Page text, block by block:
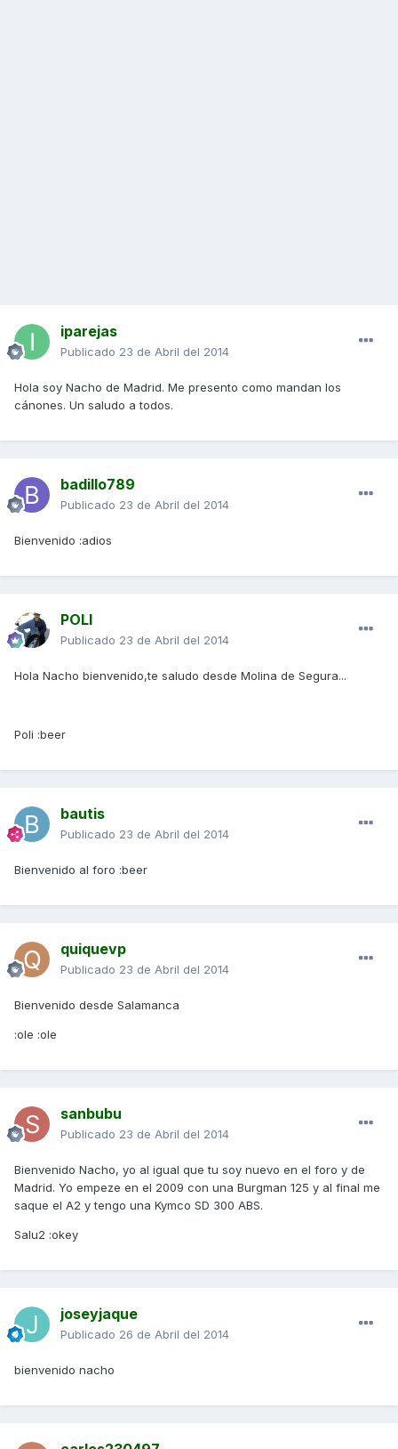
iparejas
Publicado 23 de Abril del 2014
Hola soy Nacho de Madrid. Me presento como mandan los
cánones. Un saludo a todos.
badillo789
Publicado 23 de Abril del 2014
Bienvenido :adios
POLI
Publicado 23 de Abril del 2014
Hola Nacho bienvenido,te saludo desde Molina de Segura...
Poli :beer
bautis
Publicado 23 de Abril del 2014
Bienvenido al foro :beer
quiquevp
Publicado 23 de Abril del 2014
Bienvenido desde Salamanca
:ole :ole
sanbubu
Publicado 23 de Abril del 2014
Bienvenido Nacho, yo al igual que tu soy nuevo en el foro y de
Madrid. Yo empeze en el 2009 con una Burgman 125 y al final me
saque el A2 y tengo una Kymco SD 300 ABS.
Salu2 :okey
joseyjaque
Publicado 26 de Abril del 2014
bienvenido nacho